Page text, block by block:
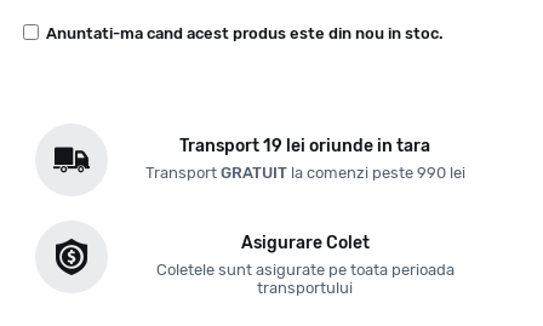
Anuntati-ma cand acest produs este din nou in stoc.
Transport 19 lei oriunde in tara
Transport GRATUITla comenzi peste 990 lei
Asigurare Colet
Coletele sunt asigurate pe toata perioada
transportului